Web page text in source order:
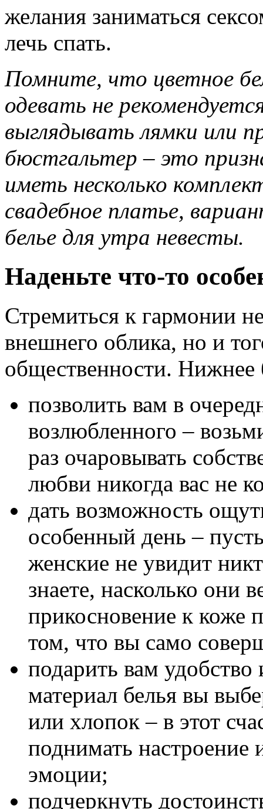
желания заниматься
лечь спать.
Помните, что цветное
одевать не
выглядывать лямки или
бюстгальтер – это
иметь несколько
свадебное платье,
белье для утра невесты.
Наденьте что-то
Стремиться к гармонии
внешнего облика, но и
общественности. Нижнее
позволить вам в
возлюбленного –
раз очаровывать
любви никогда вас не
дать возможность
особенный день –
женские не увидит
знаете, насколько они
прикосновение к коже
том, что вы само
подарить вам
материал белья вы
или хлопок – в этот
поднимать настроение
эмоции;
подчеркнуть